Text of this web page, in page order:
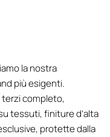
la nostra
più esigenti.
completo,
tessuti, finiture d’alta
protette dalla